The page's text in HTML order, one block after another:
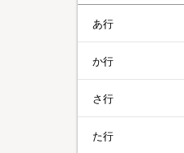
あ行
か行
さ行
た行